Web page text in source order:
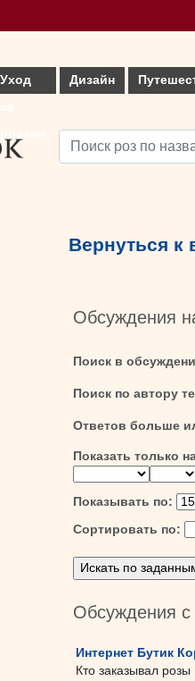
Уход
Дизайн
Вернуться к
Обсуждения
Поиск в
Поиск по автору
Ответов больше
Показать только
Показывать по:
Сортировать по:
Обсуждения с
Интернет Бутик
Кто заказывал